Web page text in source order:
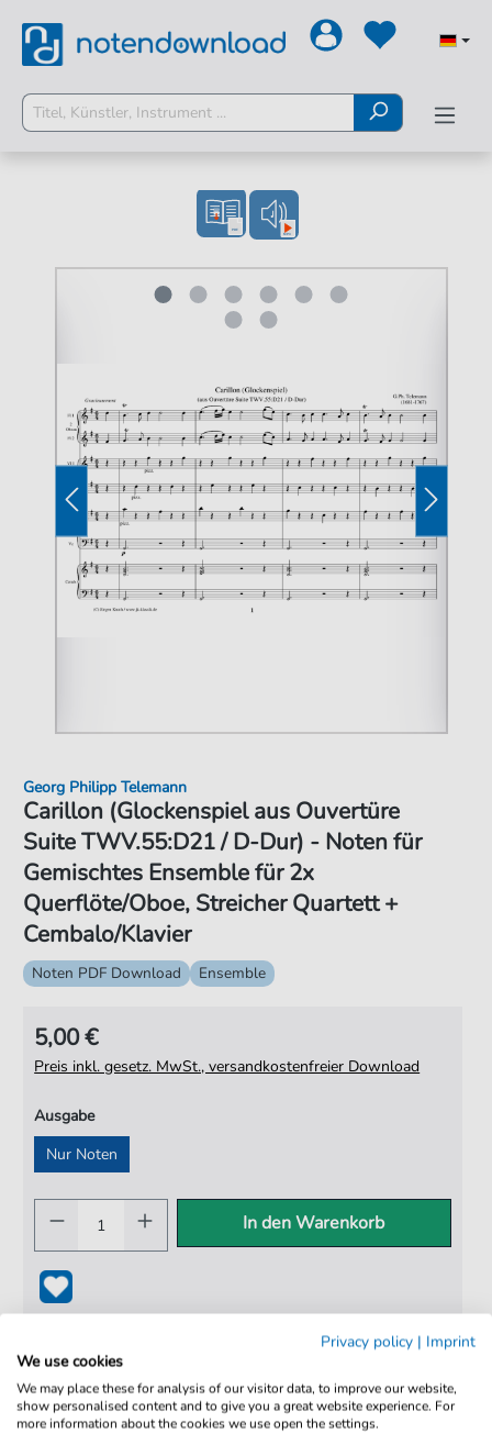
Carillon (Glockenspiel aus Ouvertüre
Suite TWV.55:D21 / D-Dur) - Noten für
Gemischtes Ensemble für 2x
Querflöte/Oboe, Streicher Quartett +
Cembalo/Klavier
Georg Philipp Telemann
Noten PDF Download Ensemble
5,00 €
Preis inkl. gesetz. MwSt., versandkostenfreier Download
Ausgabe
Nur Noten
In den Warenkorb
Privacy policy | Imprint
We use cookies
We may place these for analysis of our visitor data, to improve our website,
show personalised content and to give you a great website experience. For
more information about the cookies we use open the settings.